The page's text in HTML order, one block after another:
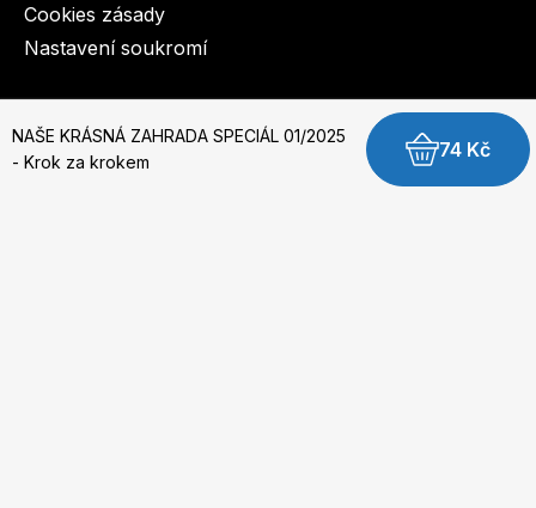
NAŠE KRÁSNÁ ZAHRADA SPECIÁL 01/2025
- Krok za krokem
74 Kč
Cookies zásady
Nastavení soukromí